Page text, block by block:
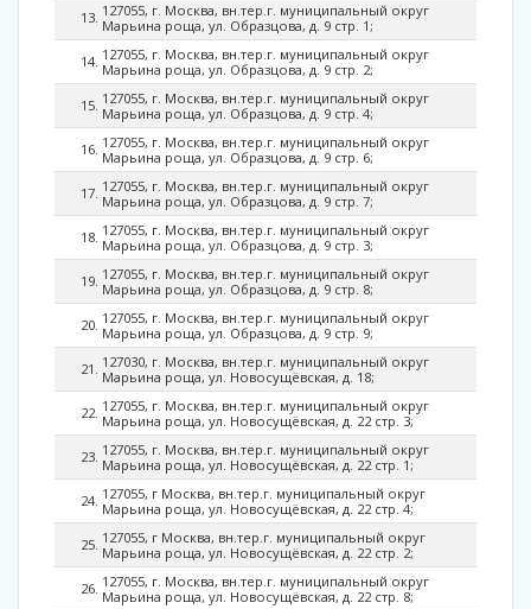
127055, г. Москва, вн.тер.г. муниципальный округ
Марьина роща, ул. Образцова, д. 9 стр. 1;
127055, г. Москва, вн.тер.г. муниципальный округ
Марьина роща, ул. Образцова, д. 9 стр. 2;
127055, г. Москва, вн.тер.г. муниципальный округ
Марьина роща, ул. Образцова, д. 9 стр. 4;
127055, г. Москва, вн.тер.г. муниципальный округ
Марьина роща, ул. Образцова, д. 9 стр. 6;
127055, г. Москва, вн.тер.г. муниципальный округ
Марьина роща, ул. Образцова, д. 9 стр. 7;
127055, г. Москва, вн.тер.г. муниципальный округ
Марьина роща, ул. Образцова, д. 9 стр. 3;
127055, г. Москва, вн.тер.г. муниципальный округ
Марьина роща, ул. Образцова, д. 9 стр. 8;
127055, г. Москва, вн.тер.г. муниципальный округ
Марьина роща, ул. Образцова, д. 9 стр. 9;
127030, г. Москва, вн.тер.г. муниципальный округ
Марьина роща, ул. Новосущёвская, д. 18;
127055, г. Москва, вн.тер.г. муниципальный округ
Марьина роща, ул. Новосущёвская, д. 22 стр. 3;
127055, г. Москва, вн.тер.г. муниципальный округ
Марьина роща, ул. Новосущёвская, д. 22 стр. 1;
127055, г Москва, вн.тер.г. муниципальный округ
Марьина роща, ул. Новосущёвская, д. 22 стр. 4;
127055, г Москва, вн.тер.г. муниципальный округ
Марьина роща, ул. Новосущёвская, д. 22 стр. 2;
127055, г. Москва, вн.тер.г. муниципальный округ
Марьина роща, ул. Новосущёвская, д. 22 стр. 8;